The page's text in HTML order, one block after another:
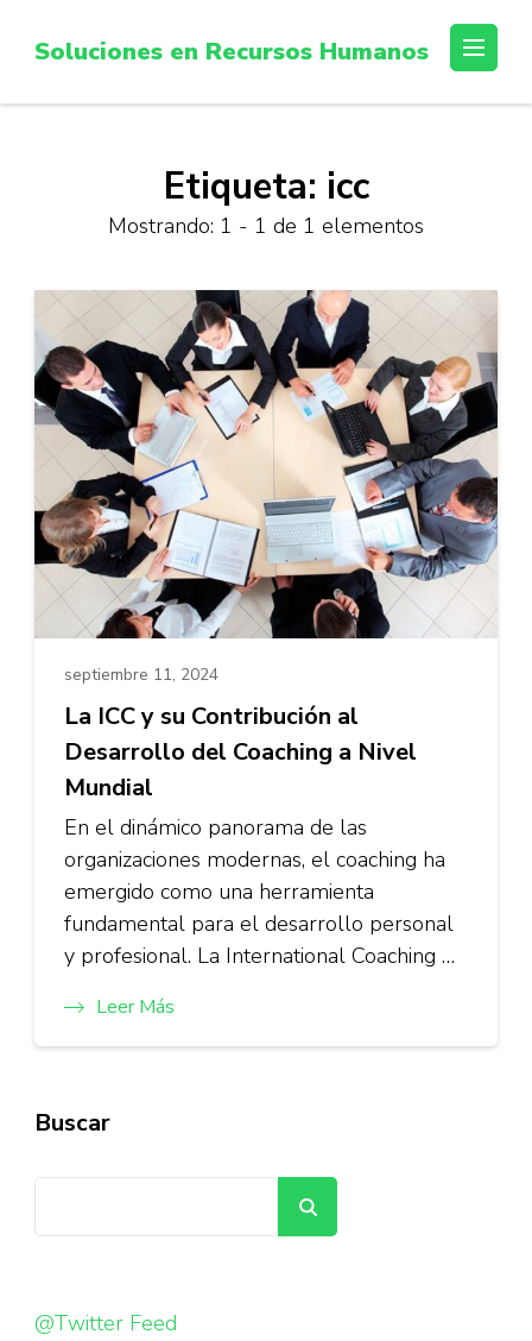
(presiona
Soluciones en Recursos Humanos
Etiqueta: icc
Mostrando: 1 - 1 de 1 elementos
septiembre 11, 2024
La ICC y su Contribución al
Desarrollo del Coaching a Nivel
Mundial
En el dinámico panorama de las
organizaciones modernas, el coaching ha
emergido como una herramienta
fundamental para el desarrollo personal
y profesional. La International Coaching …
Leer Más
Buscar
@Twitter Feed